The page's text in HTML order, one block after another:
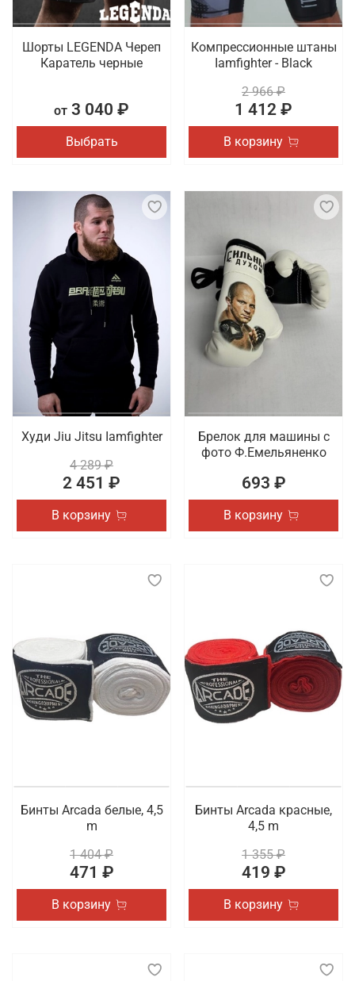
Шорты LEGENDA Череп
Каратель черные
от 3 040 ₽
Выбрать
Компрессионные штаны
Iamfighter - Black
2 966 ₽
1 412 ₽
В корзину
Худи Jiu Jitsu Iamfighter
4 289 ₽
2 451 ₽
В корзину
Брелок для машины с
фото Ф.Емельяненко
693 ₽
В корзину
Бинты Arcada белые, 4,5
m
1 404 ₽
471 ₽
В корзину
Бинты Arcada красные,
4,5 m
1 355 ₽
419 ₽
В корзину